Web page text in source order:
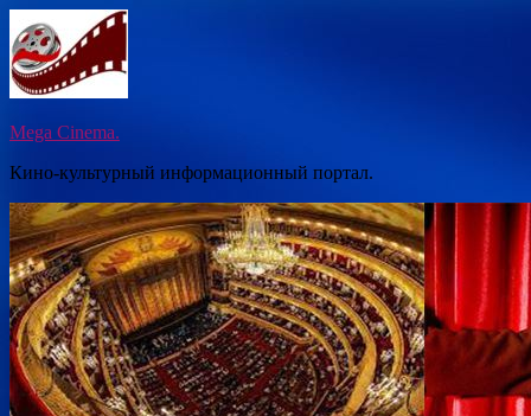
Перейти
к
содержимому
Mega Cinema.
Кино-культурный информационный портал.